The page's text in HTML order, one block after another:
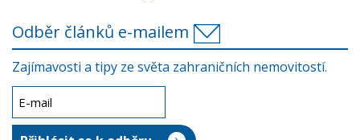
Odběr článků e-mailem
Zajímavosti a tipy ze světa zahraničních nemovitostí.